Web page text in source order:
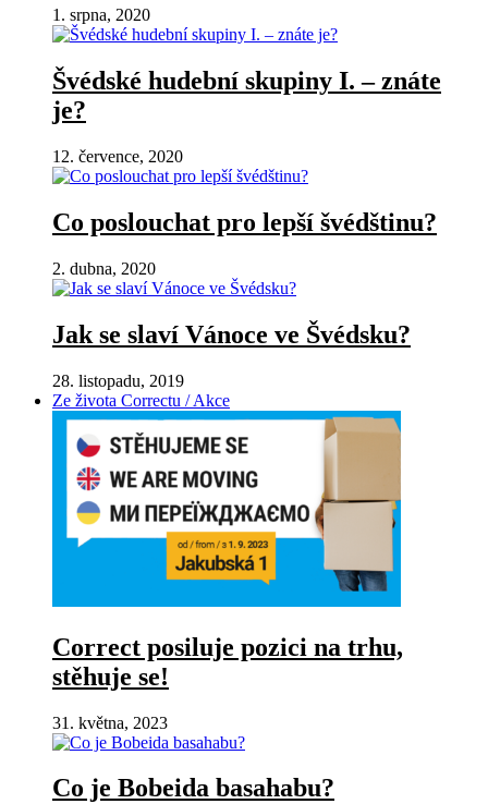
1. srpna, 2020
Švédské hudební skupiny I. – znáte
je?
12. července, 2020
Co poslouchat pro lepší švédštinu?
2. dubna, 2020
Jak se slaví Vánoce ve Švédsku?
28. listopadu, 2019
Ze života Correctu / Akce
Correct posiluje pozici na trhu,
stěhuje se!
31. května, 2023
Co je Bobeida basahabu?